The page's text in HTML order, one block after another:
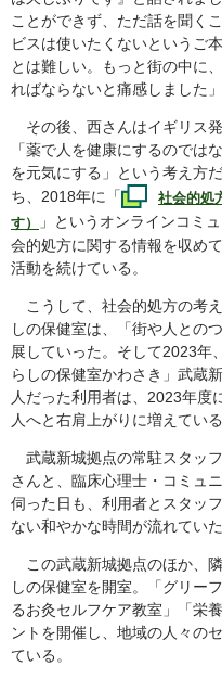
ことができず、ただ話を聞く
ビスは使いたくないというご
とは難しい。もっと街の中に
ればならないと痛感しました」
その後、西さんはイギリス
「薬で人を健康にするのでは
を元気にする」という考え方
ち、2018年に「
社会的処
す）
」というオンラインコミ
会的処方に関する情報を収め
活動を続けている。
こうして、社会的処方の考
しの保健室は、「街や人との
展していった。そして2023年
らしの保健室かわさき」武蔵
人だった利用者は、2023年
人へと右肩上がりに増えている
武蔵新城拠点の常駐スタッ
さんと、臨床心理士・コミュ
伺った日も、利用者とスタッ
ない和やかな時間が流れていた
この武蔵新城拠点のほか、
しの保健室を開室。「グリー
るお灸セルフケア教室」「栄
ントを開催し、地域の人々の
ている。